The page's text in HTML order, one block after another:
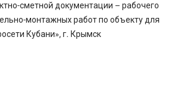
сметной документации – рабочего
монтажных работ по объекту для
Кубани», г. Крымск